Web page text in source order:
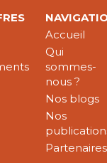
Accueil
Qui
sommes-
nous ?
Nos blogs
Nos
Partenaires